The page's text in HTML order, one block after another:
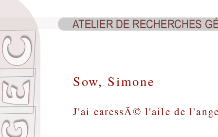
Sow, Simone
J'ai caressÃ© l'aile de